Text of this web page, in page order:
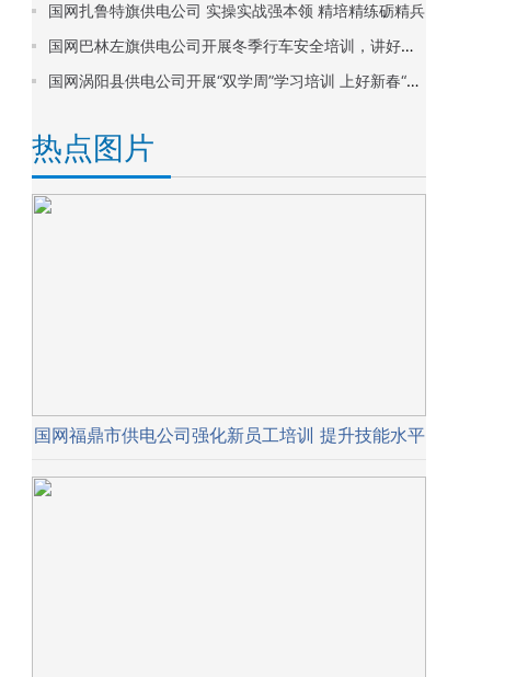
国网扎鲁特旗供电公司 实操实战强本领 精培精练砺精兵
国网巴林左旗供电公司开展冬季行车安全培训，讲好车辆“安全第一课”
国网涡阳县供电公司开展“双学周”学习培训 上好新春“第一课”
热点图片
国网福鼎市供电公司强化新员工培训 提升技能水平